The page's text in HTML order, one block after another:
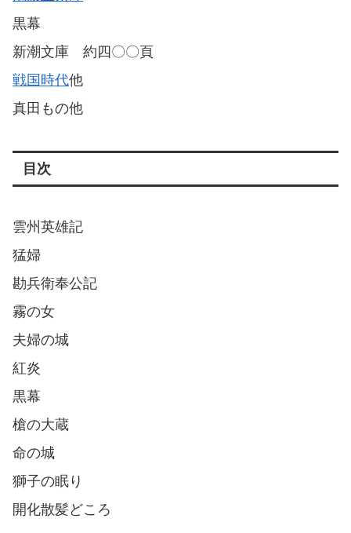
黒幕
新潮文庫 約四〇〇頁
戦国時代他
真田もの他
目次
雲州英雄記
猛婦
勘兵衛奉公記
霧の女
夫婦の城
紅炎
黒幕
槍の大蔵
命の城
獅子の眠り
開化散髪どころ